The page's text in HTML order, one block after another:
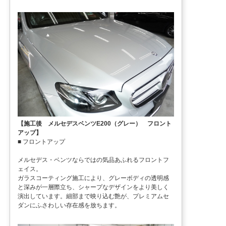
【施工後 メルセデスベンツE200（グレー） フロント
アップ】
■ フロントアップ
メルセデス・ベンツならではの気品あふれるフロントフ
ェイス。
ガラスコーティング施工により、グレーボディの透明感
と深みが一層際立ち、シャープなデザインをより美しく
演出しています。細部まで映り込む艶が、プレミアムセ
ダンにふさわしい存在感を放ちます。